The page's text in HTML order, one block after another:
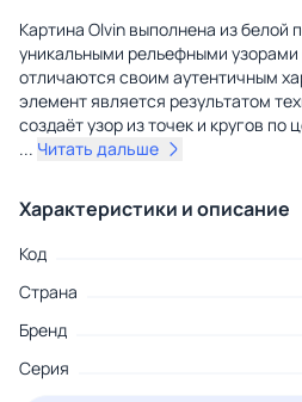
Картина Olvin выполнена из белой
уникальными рельефными
отличаются своим аутентичным
элемент является результатом
создаёт узор из точек и кругов по
... Читать дальше
Характеристики и описание
Код
Страна
Бренд
Серия